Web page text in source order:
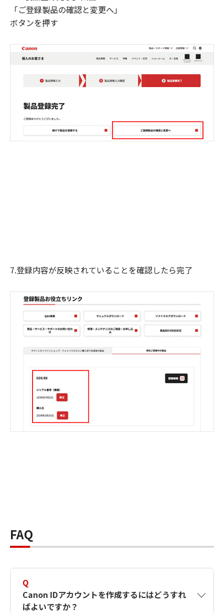
「ご登録製品の確認と変更へ」
ボタンを押す
7.登録内容が反映されていることを確認したら完了
FAQ
Q
Canon IDアカウントを作成するにはどうすれ
ばよいですか？